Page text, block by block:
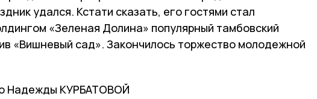
удался. Кстати сказать, его гостями стал
«Зеленая Долина» популярный тамбовский
«Вишневый сад». Закончилось торжество молодежной
Надежды КУРБАТОВОЙ